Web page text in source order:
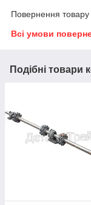
Повернення
Всі умови
Подібні товари